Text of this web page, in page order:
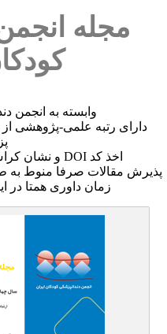
مجله
وابسته به انجمن
دارای رتبه علمی-پژوهشی
اخذ کد DOI و نشان کراس مارک برای تمامی مقالات
پذیرش مقالات صرفا منوط به
زمان داوری همتا در